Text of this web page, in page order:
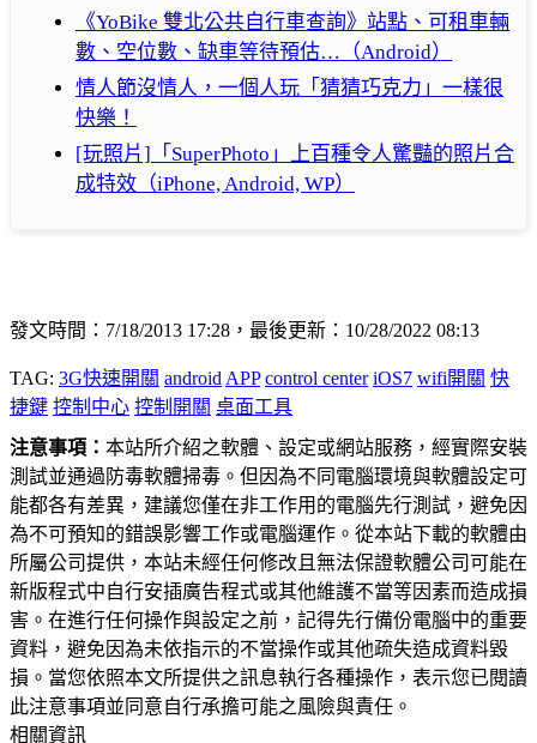
《YoBike 雙北公共自行車查詢》站點、可租車輛
數、空位數、缺車等待預估…（Android）
情人節沒情人，一個人玩「猜猜巧克力」一樣很
快樂！
[玩照片]「SuperPhoto」上百種令人驚豔的照片合
成特效（iPhone, Android, WP）
發文時間：7/18/2013 17:28，最後更新：10/28/2022 08:13
TAG: 3G快速開關 android APP control center iOS7 wifi開關 快
捷鍵 控制中心 控制開關 桌面工具
注意事項： 本站所介紹之軟體、設定或網站服務，經實際安裝
測試並通過防毒軟體掃毒。但因為不同電腦環境與軟體設定可
能都各有差異，建議您僅在非工作用的電腦先行測試，避免因
為不可預知的錯誤影響工作或電腦運作。從本站下載的軟體由
所屬公司提供，本站未經任何修改且無法保證軟體公司可能在
新版程式中自行安插廣告程式或其他維護不當等因素而造成損
害。在進行任何操作與設定之前，記得先行備份電腦中的重要
資料，避免因為未依指示的不當操作或其他疏失造成資料毀
損。當您依照本文所提供之訊息執行各種操作，表示您已閱讀
此注意事項並同意自行承擔可能之風險與責任。
相關資訊